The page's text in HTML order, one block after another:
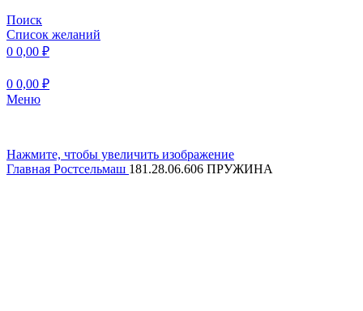
Поиск
Список желаний
0 0,00 ₽
0 0,00 ₽
Меню
Нажмите, чтобы увеличить изображение
Главная Ростсельмаш 181.28.06.606 ПРУЖИНА